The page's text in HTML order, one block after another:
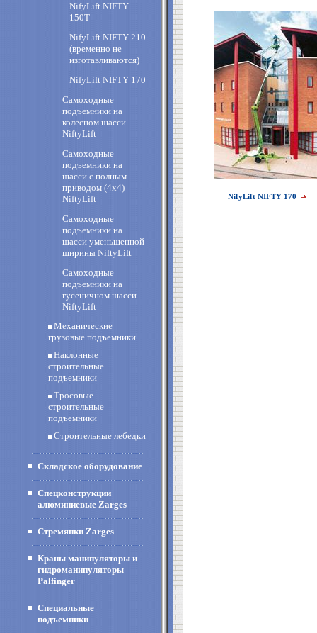
NifyLift NIFTY
150T
NifyLift NIFTY 210
(временно не
изготавливаются)
NifyLift NIFTY 170
Самоходные
подъемники на
колесном шасси
NiftyLift
Самоходные
подъемники на
шасси с полным
приводом (4х4)
NiftyLift
Самоходные
подъемники на
шасси уменьшенной
ширины NiftyLift
Самоходные
подъемники на
гусеничном шасси
NiftyLift
Механические
грузовые подъемники
Наклонные
строительные
подъемники
Тросовые
строительные
подъемники
Строительные лебедки
Складское оборудование
Спецконструкции
алюминиевые Zarges
Стремянки Zarges
Краны манипуляторы и
гидроманипуляторы
Palfinger
Специальные
подъемники
NifyLift NIFTY 170